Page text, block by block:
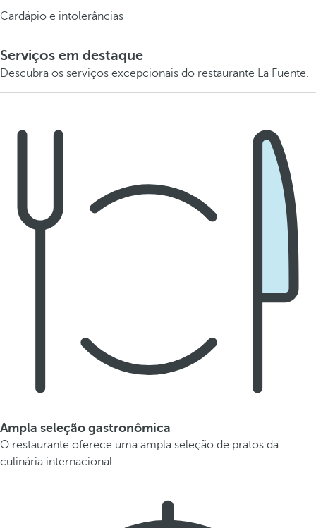
Cardápio e intolerâncias
Serviços em destaque
Descubra os serviços excepcionais do restaurante La Fuente.
Ampla seleção gastronômica
O restaurante oferece uma ampla seleção de pratos da
culinária internacional.